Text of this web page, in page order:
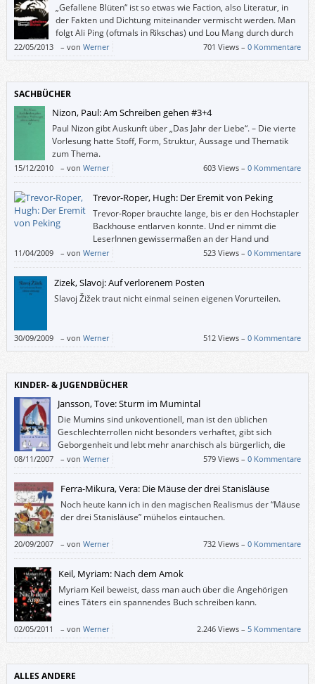
„Gefallene Blüten“ ist so etwas wie Faction, also Literatur, in
der Fakten und Dichtung miteinander vermischt werden. Man
folgt Ali Ping (oftmals in Rikschas) und Lou Mang durch durch
alle Bevölkerungsschichten des historischen Shanghai – in
einem durchaus humorvoll geschriebenen Roman, der eine Art
22/05/2013 – von Werner 701 Views –0 Kommentare
SACHBÜCHER
Nizon, Paul: Am Schreiben gehen #3+4
Paul Nizon gibt Auskunft über „Das Jahr der Liebe“. – Die vierte
Vorlesung hatte Stoff, Form, Struktur, Aussage und Thematik
zum Thema.
15/12/2010 – von Werner 603 Views –0 Kommentare
Trevor-Roper, Hugh: Der Eremit von Peking
Trevor-Roper brauchte lange, bis er den Hochstapler
Backhouse entlarven konnte. Und er nimmt die
LeserInnen gewissermaßen an der Hand und
präsentiert ihnen erst einmal die glänzende
öffentliche Figur Backhouse. Dann kratzt er Lebensphase für
Lebensphase den Lack ab, bis von dem anfangs imposanten Menschen
nur noch ein erbärmlicher Rest übrig bleibt.
11/04/2009 – von Werner 523 Views –0 Kommentare
Zizek, Slavoj: Auf verlorenem Posten
Slavoj Žižek traut nicht einmal seinen eigenen Vorurteilen.
30/09/2009 – von Werner 512 Views –0 Kommentare
KINDER- & JUGENDBÜCHER
Jansson, Tove: Sturm im Mumintal
Die Mumins sind unkoventionell, man ist den üblichen
Geschlechterrollen nicht besonders verhaftet, gibt sich
Geborgenheit und lebt mehr anarchisch als bürgerlich, die
Erwachsenen sind auch kindlich und die Kinder zum Teil sehr
erwachsen, und es bereitet Jung wie Alt großes Vergnügen, in diese Welt
einzutauchen, welche die finnlandschwedische Malerin und
Schriftstellerin Tove Jansson ab 1945 geschaffen hat.
08/11/2007 – von Werner 579 Views –0 Kommentare
Ferra-Mikura, Vera: Die Mäuse der drei Stanisläuse
Noch heute kann ich in den magischen Realismus der “Mäuse
der drei Stanisläuse” mühelos eintauchen.
20/09/2007 – von Werner 732 Views –0 Kommentare
Keil, Myriam: Nach dem Amok
Myriam Keil beweist, dass man auch über die Angehörigen
eines Täters ein spannendes Buch schreiben kann.
02/05/2011 – von Werner 2.246 Views – 5 Kommentare
ALLES ANDERE